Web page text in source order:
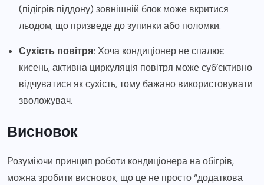
(підігрів піддону) зовнішній блок може вкритися
льодом, що призведе до зупинки або поломки.
Сухість повітря: Хоча кондиціонер не спалює
кисень, активна циркуляція повітря може суб’єктивно
відчуватися як сухість, тому бажано використовувати
зволожувач.
Висновок
Розуміючи принцип роботи кондиціонера на обігрів,
можна зробити висновок, що це не просто “додаткова